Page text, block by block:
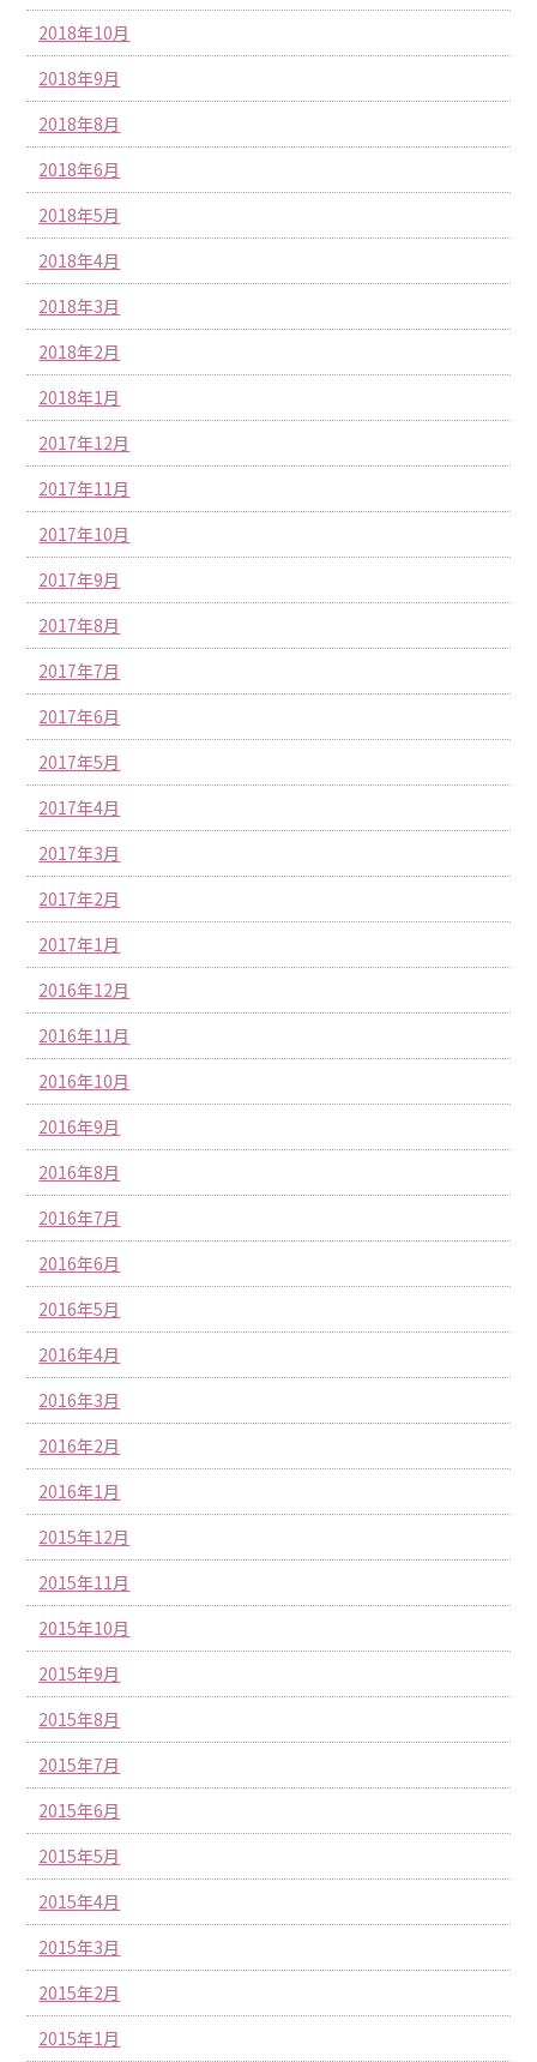
2018年10月
2018年9月
2018年8月
2018年6月
2018年5月
2018年4月
2018年3月
2018年2月
2018年1月
2017年12月
2017年11月
2017年10月
2017年9月
2017年8月
2017年7月
2017年6月
2017年5月
2017年4月
2017年3月
2017年2月
2017年1月
2016年12月
2016年11月
2016年10月
2016年9月
2016年8月
2016年7月
2016年6月
2016年5月
2016年4月
2016年3月
2016年2月
2016年1月
2015年12月
2015年11月
2015年10月
2015年9月
2015年8月
2015年7月
2015年6月
2015年5月
2015年4月
2015年3月
2015年2月
2015年1月